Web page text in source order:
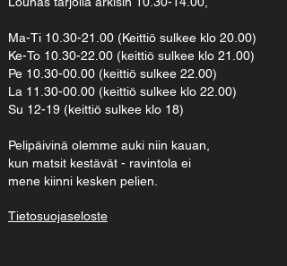
Ma-Ti 10.30-21.00 (Keittiö sulkee klo 20.00)
Ke-To 10.30-22.00 (keittiö sulkee klo 21.00)
Pe 10.30-00.00 (keittiö sulkee 22.00)
La 11.30-00.00 (keittiö sulkee klo 22.00)
Su 12-19 (keittiö sulkee klo 18)
Pelipäivinä olemme auki niin kauan,
kun matsit kestävät - ravintola ei
mene kiinni kesken pelien.
Tietosuojaseloste